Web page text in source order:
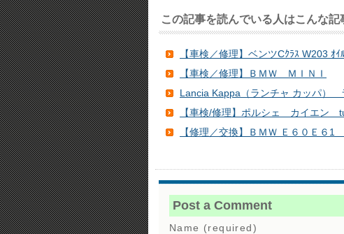
この記事を読んでいる人はこんな
【車検／修理】ベンツCｸﾗｽ W203 ｵｲ
【車検／修理】ＢＭＷ ＭＩＮＩ
Lancia Kappa（ランチャ カッパ）
【車検/修理】ポルシェ カイエン
【修理／交換】ＢＭＷ Ｅ６０Ｅ６1
Post a Comment
Name (required)